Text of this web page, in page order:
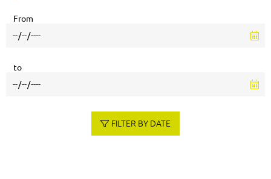
From
to
FILTER BY DATE